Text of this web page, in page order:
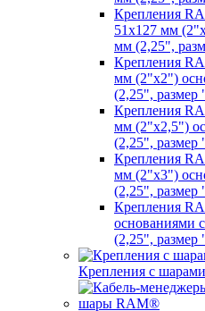
Крепления
51х127 мм
мм (2,25",
Крепления
мм (2"х2")
(2,25", размер
Крепления
мм (2"х2,5")
(2,25", размер
Крепления
мм (2"х3")
(2,25", размер
Крепления
основаниями
(2,25", размер
Крепления с